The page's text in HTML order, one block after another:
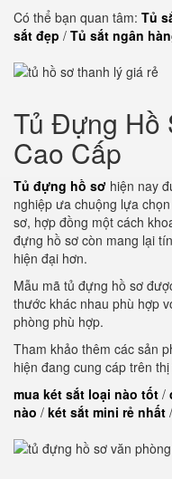
Có thể bạn quan tâm: Tủ
sắt đẹp / Tủ sắt ngân
Tủ Đựng Hồ
Cao Cấp
Tủ đựng hồ sơ hiện nay
nghiệp ưa chuộng lựa
sơ, hợp đồng một cách
đựng hồ sơ còn mang lại
hiện đại hơn.
Mẫu mã tủ đựng hồ sơ
thước khác nhau phù hợp
phòng phù hợp.
Tham khảo thêm các sản
hiện đang cung cáp trên
mua két sắt loại nào tốt /
nào / két sắt mini rẻ nhất /